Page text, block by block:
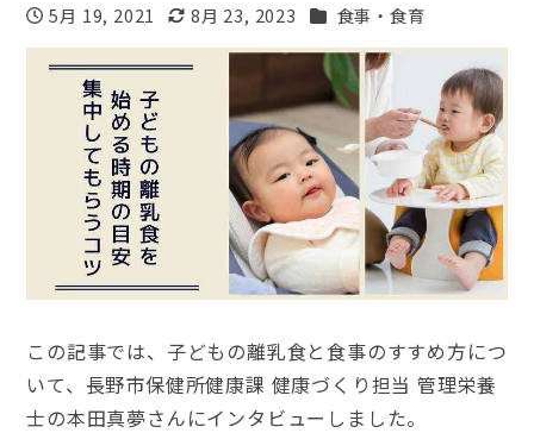
投稿日
5月 19, 2021
更新日
8月 23, 2023 カテゴリー
食事・食育
この記事では、子どもの離乳食と食事のすすめ方につ
いて、長野市保健所健康課 健康づくり担当 管理栄養
士の本田真夢さんにインタビューしました。